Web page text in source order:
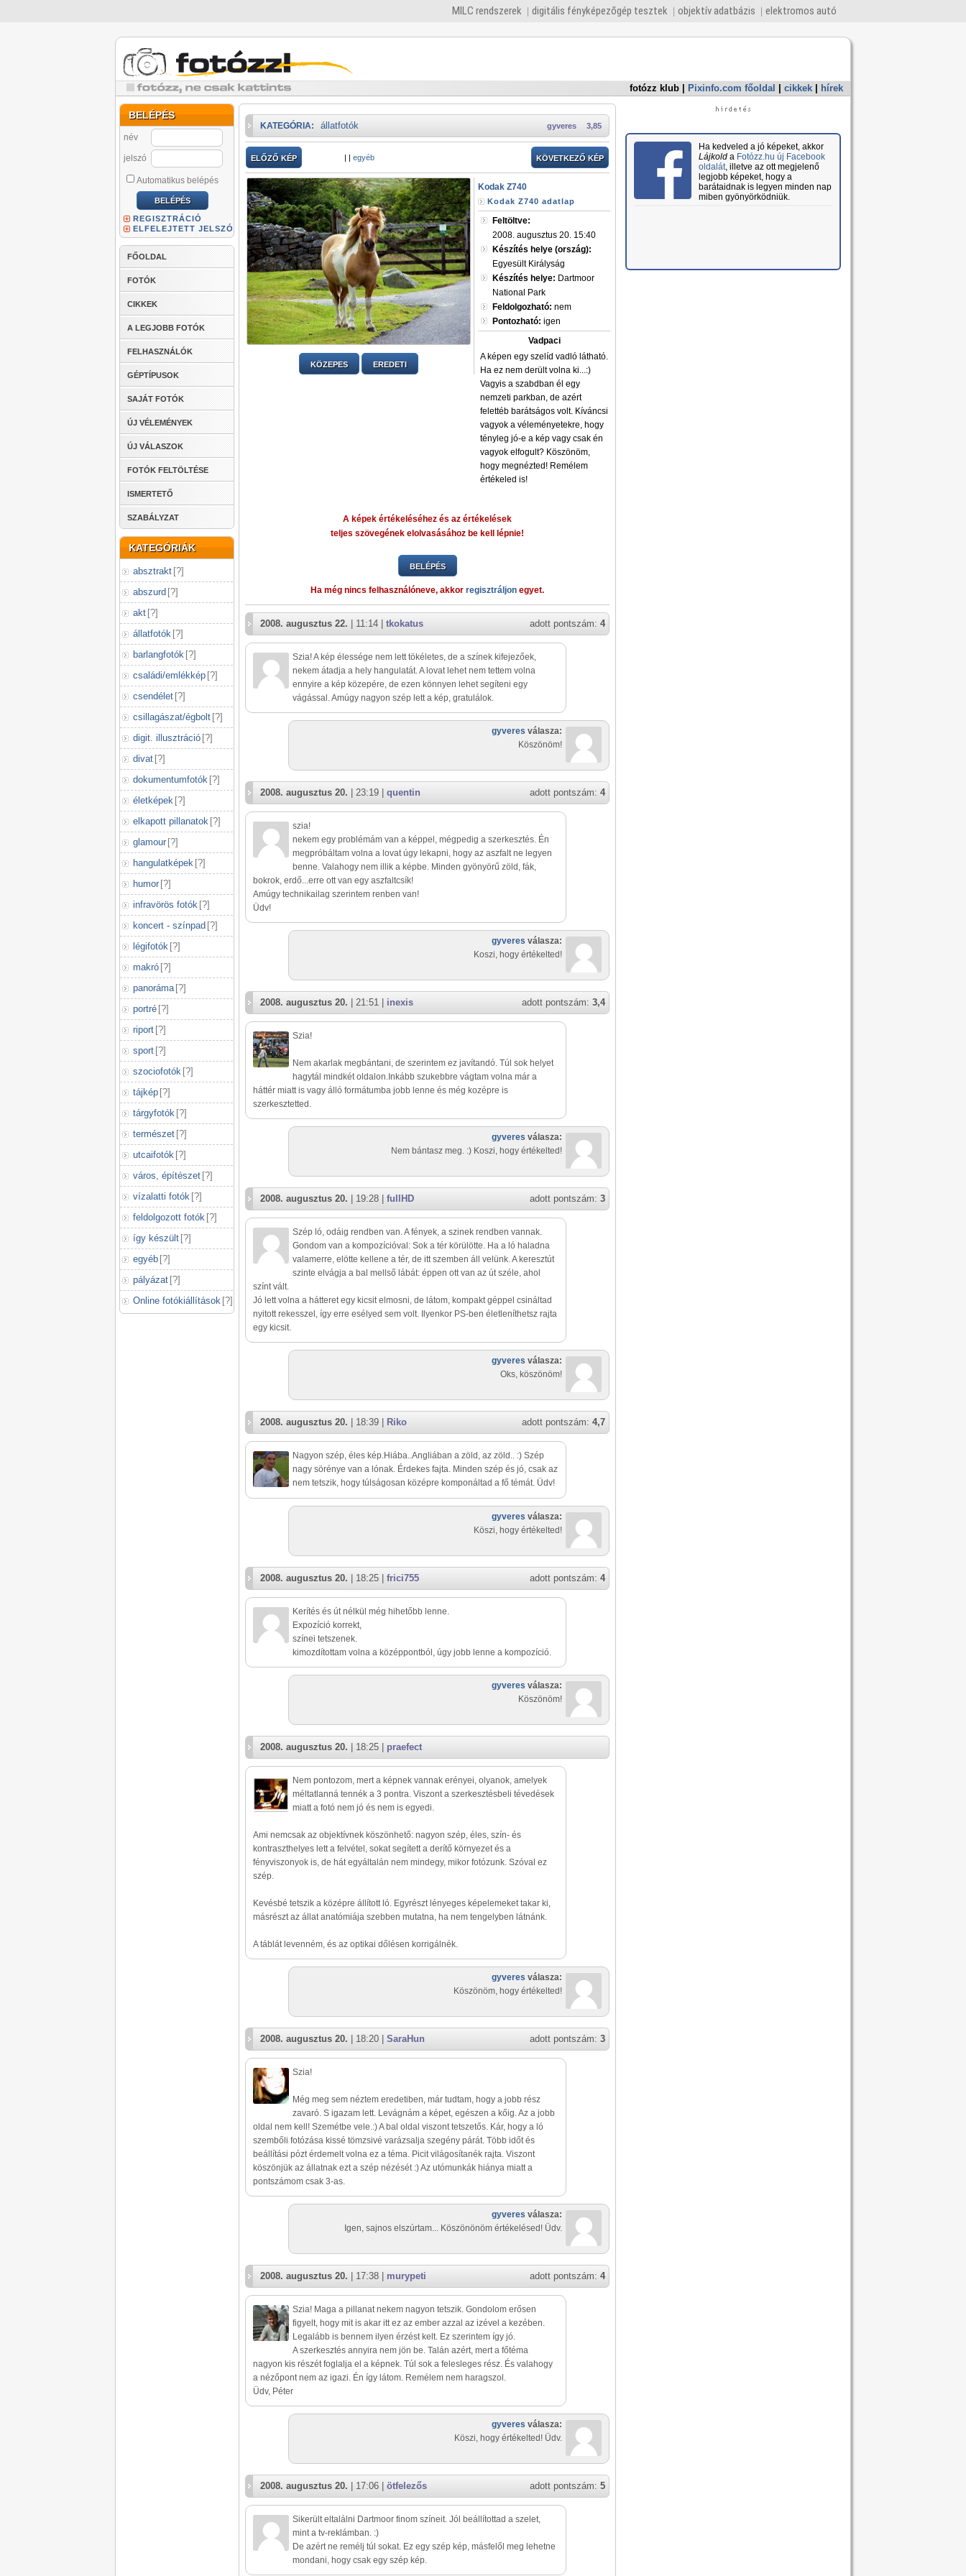
MILC rendszerek digitális fényképezőgép tesztek objektív adatbázis elektromos autó
fotózz klub Pixinfo.com főoldal cikkek hírek
BELÉPÉS
név
jelszó
Automatikus belépés
REGISZTRÁCIÓ
ELFELEJTETT JELSZÓ
FŐOLDAL
FOTÓK
CIKKEK
A LEGJOBB FOTÓK
FELHASZNÁLÓK
GÉPTÍPUSOK
SAJÁT FOTÓK
ÚJ VÉLEMÉNYEK
ÚJ VÁLASZOK
FOTÓK FELTÖLTÉSE
ISMERTETŐ
SZABÁLYZAT
KATEGÓRIÁK
absztrakt [?]
abszurd [?]
akt [?]
állatfotók [?]
barlangfotók [?]
családi/emlékkép [?]
csendélet [?]
csillagászat/égbolt [?]
digit. illusztráció [?]
divat [?]
dokumentumfotók [?]
életképek [?]
elkapott pillanatok [?]
glamour [?]
hangulatképek [?]
humor [?]
infravörös fotók [?]
koncert - színpad [?]
légifotók [?]
makró [?]
panoráma [?]
portré [?]
riport [?]
sport [?]
szociofotók [?]
tájkép [?]
tárgyfotók [?]
természet [?]
utcaifotók [?]
város, építészet [?]
vízalatti fotók [?]
feldolgozott fotók [?]
így készült [?]
egyéb [?]
pályázat [?]
Online fotókiállítások [?]
3,85
gyveres
KATEGÓRIA: állatfotók
ELŐZŐ KÉP | | egyéb KÖVETKEZŐ KÉP
KÖZEPES EREDETI
Kodak Z740
Kodak Z740 adatlap
Feltöltve:
2008. augusztus 20. 15:40
Készítés helye (ország):
Egyesült Királyság
Készítés helye: Dartmoor
National Park
Feldolgozható: nem
Pontozható: igen
Vadpaci
A képen egy szelíd vadló látható.
Ha ez nem derült volna ki...:)
Vagyis a szabdban él egy
nemzeti parkban, de azért
felettéb barátságos volt. Kíváncsi
vagyok a véleményetekre, hogy
tényleg jó-e a kép vagy csak én
vagyok elfogult? Köszönöm,
hogy megnézted! Remélem
értékeled is!
A képek értékeléséhez és az értékelések
teljes szövegének elolvasásához be kell lépnie!
BELÉPÉS
Ha még nincs felhasználóneve, akkor regisztráljon egyet.
adott pontszám: 4
2008. augusztus 22. | 11:14 | tkokatus
Szia! A kép élessége nem lett tökéletes, de a színek kifejezőek,
nekem átadja a hely hangulatát. A lovat lehet nem tettem volna
ennyire a kép közepére, de ezen könnyen lehet segíteni egy
vágással. Amúgy nagyon szép lett a kép, gratulálok.
gyveres válasza:
Köszönöm!
adott pontszám: 4
2008. augusztus 20. | 23:19 | quentin
szia!
nekem egy problémám van a képpel, mégpedig a szerkesztés. Én
megpróbáltam volna a lovat úgy lekapni, hogy az aszfalt ne legyen
benne. Valahogy nem illik a képbe. Minden gyönyörű zöld, fák,
bokrok, erdő...erre ott van egy aszfaltcsík!
Amúgy technikailag szerintem renben van!
Üdv!
gyveres válasza:
Koszi, hogy értékelted!
adott pontszám: 3,4
2008. augusztus 20. | 21:51 | inexis
Szia!
Nem akarlak megbántani, de szerintem ez javítandó. Túl sok helyet
hagytál mindkét oldalon.Inkább szukebbre vágtam volna már a
háttér miatt is vagy álló formátumba jobb lenne és még kozépre is
szerkesztetted.
gyveres válasza:
Nem bántasz meg. :) Koszi, hogy értékelted!
adott pontszám: 3
2008. augusztus 20. | 19:28 | fullHD
Szép ló, odáig rendben van. A fények, a szinek rendben vannak.
Gondom van a kompozícióval: Sok a tér körülötte. Ha a ló haladna
valamerre, elötte kellene a tér, de itt szemben áll velünk. A keresztút
szinte elvágja a bal mellső lábát: éppen ott van az út széle, ahol
színt vált.
Jó lett volna a hátteret egy kicsit elmosni, de látom, kompakt géppel csináltad
nyitott rekesszel, így erre esélyed sem volt. Ilyenkor PS-ben életleníthetsz rajta
egy kicsit.
gyveres válasza:
Oks, köszönöm!
adott pontszám: 4,7
2008. augusztus 20. | 18:39 | Riko
Nagyon szép, éles kép.Hiába..Angliában a zöld, az zöld.. :) Szép
nagy sörénye van a lónak. Érdekes fajta. Minden szép és jó, csak az
nem tetszik, hogy túlságosan középre komponáltad a fő témát. Üdv!
gyveres válasza:
Köszi, hogy értékelted!
adott pontszám: 4
2008. augusztus 20. | 18:25 | frici755
Kerítés és út nélkül még hihetőbb lenne.
Expozíció korrekt,
színei tetszenek.
kimozdítottam volna a középpontból, úgy jobb lenne a kompozíció.
gyveres válasza:
Köszönöm!
2008. augusztus 20. | 18:25 | praefect
Nem pontozom, mert a képnek vannak erényei, olyanok, amelyek
méltatlanná tennék a 3 pontra. Viszont a szerkesztésbeli tévedések
miatt a fotó nem jó és nem is egyedi.
Ami nemcsak az objektívnek köszönhető: nagyon szép, éles, szín- és
kontraszthelyes lett a felvétel, sokat segített a derítő környezet és a
fényviszonyok is, de hát egyáltalán nem mindegy, mikor fotózunk. Szóval ez
szép.
Kevésbé tetszik a középre állított ló. Egyrészt lényeges képelemeket takar ki,
másrészt az állat anatómiája szebben mutatna, ha nem tengelyben látnánk.
A táblát levenném, és az optikai dőlésen korrigálnék.
gyveres válasza:
Köszönöm, hogy értékelted!
adott pontszám: 3
2008. augusztus 20. | 18:20 | SaraHun
Szia!
Még meg sem néztem eredetiben, már tudtam, hogy a jobb rész
zavaró. S igazam lett. Levágnám a képet, egészen a kőig. Az a jobb
oldal nem kell! Szemétbe vele.:) A bal oldal viszont tetszetős. Kár, hogy a ló
szembőli fotózása kissé tömzsivé varázsalja szegény párát. Több időt és
beállítási pózt érdemelt volna ez a téma. Picit világosítanék rajta. Viszont
köszönjük az állatnak ezt a szép nézését :) Az utómunkák hiánya miatt a
pontszámom csak 3-as.
gyveres válasza:
Igen, sajnos elszúrtam... Köszönönöm értékelésed! Üdv.
adott pontszám: 4
2008. augusztus 20. | 17:38 | murypeti
Szia! Maga a pillanat nekem nagyon tetszik. Gondolom erősen
figyelt, hogy mit is akar itt ez az ember azzal az izével a kezében.
Legalább is bennem ilyen érzést kelt. Ez szerintem így jó.
A szerkesztés annyira nem jön be. Talán azért, mert a főtéma
nagyon kis részét foglalja el a képnek. Túl sok a felesleges rész. És valahogy
a nézőpont nem az igazi. Én így látom. Remélem nem haragszol.
Üdv, Péter
gyveres válasza:
Köszi, hogy értékelted! Üdv.
adott pontszám: 5
2008. augusztus 20. | 17:06 | ötfelezős
Sikerült eltalálni Dartmoor finom színeit. Jól beállítottad a szelet,
mint a tv-reklámban. :)
De azért ne remélj túl sokat. Ez egy szép kép, másfelől meg lehetne
mondani, hogy csak egy szép kép.
Ha kedveled a jó képeket, akkor
Lájkolda Fotózz.hu új Facebook
oldalát, illetve az ott megjelenő
legjobb képeket, hogy a
barátaidnak is legyen minden nap
miben gyönyörködniük.